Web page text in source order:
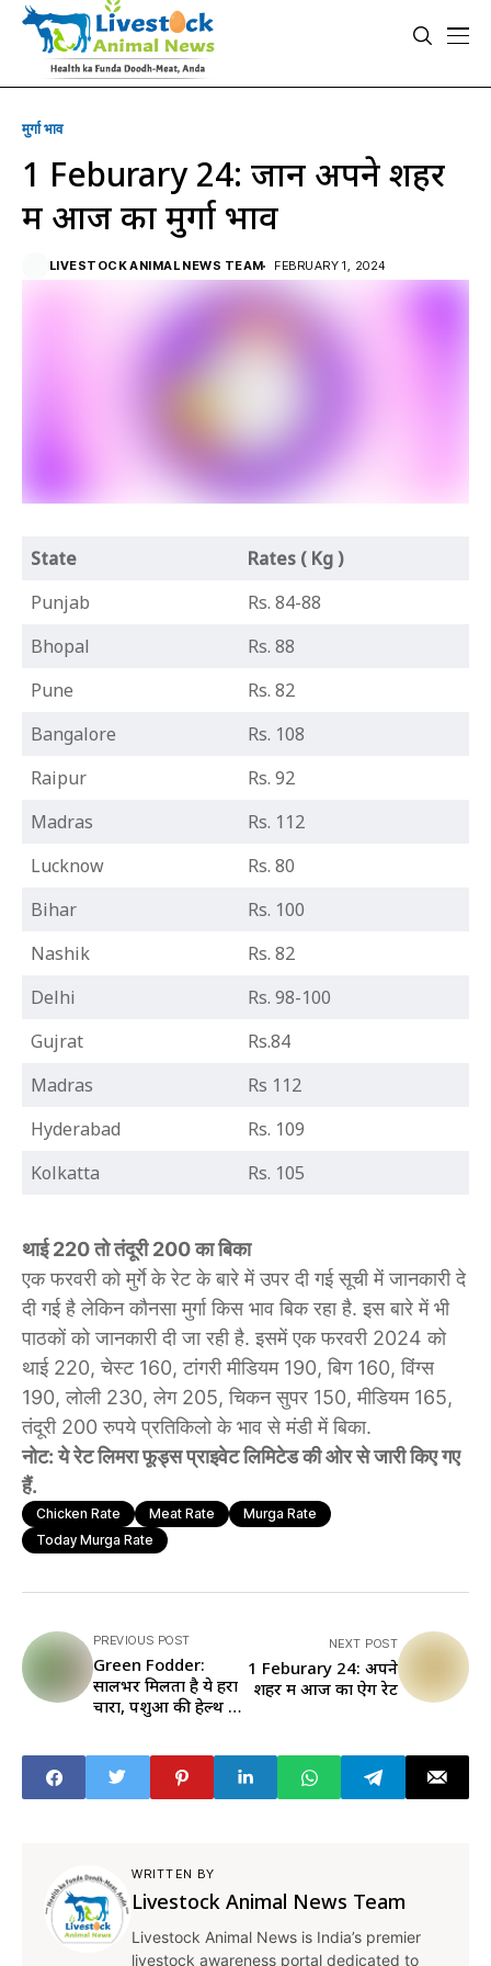
मुर्गा भाव
1 Feburary 24: जानें अपने शहर
में आज का मुर्गा भाव
LIVESTOCK ANIMAL NEWS TEAM FEBRUARY 1, 2024
State
Rates ( Kg )
Punjab
Rs. 84-88
Bhopal
Rs. 88
Pune
Rs. 82
Bangalore
Rs. 108
Raipur
Rs. 92
Madras
Rs. 112
Lucknow
Rs. 80
Bihar
Rs. 100
Nashik
Rs. 82
Delhi
Rs. 98-100
Gujrat
Rs.84
Madras
Rs 112
Hyderabad
Rs. 109
Kolkatta
Rs. 105
थाई 220 तो तंदूरी 200 का बिका
एक फरवरी को मुर्गे के रेट के बारे में उपर दी गई सूची में जानकारी दे
दी गई है लेकिन कौनसा मुर्गा किस भाव बिक रहा है. इस बारे में भी
पाठकों को जानकारी दी जा रही है. इसमें एक फरवरी 2024 को
थाई 220, चेस्ट 160, टांगरी मीडियम 190, बिग 160, विंग्स
190, लोली 230, लेग 205, चिकन सुपर 150, मीडियम 165,
तंदूरी 200 रुपये प्रतिकिलो के भाव से मंडी में बिका.
नोट: ये रेट लिमरा फूड्स प्राइवेट लिमिटेड की ओर से जारी किए गए
हैं.
Chicken Rate Meat Rate
Murga Rate
Today Murga Rate
PREVIOUS POST
Green Fodder:
सालभर मिलता है ये हरा
चारा, पशुओं की हेल्थ के
NEXT POST
1 Feburary 24: अपने
शहर में आज का ऐग रेट
WRITTEN BY
Livestock Animal News Team
Livestock Animal News is India’s premier
livestock awareness portal dedicated to